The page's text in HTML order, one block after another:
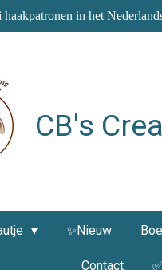
in het
CB's
✨Nieuw
Contact